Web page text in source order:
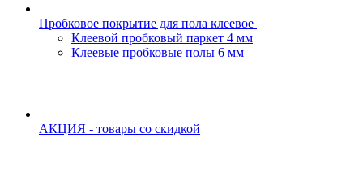
Пробковое покрытие для пола клеевое
Клеевой пробковый паркет 4 мм
Клеевые пробковые полы 6 мм
АКЦИЯ - товары со скидкой